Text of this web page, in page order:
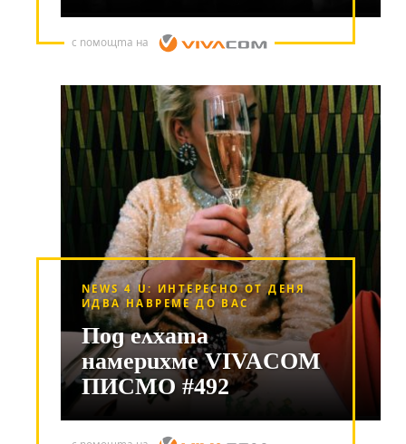
с помощта на
NEWS 4 U: ИНТЕРЕСНО ОТ ДЕНЯ
ИДВА НАВРЕМЕ ДО ВАС
Под елхата
намерихме VIVACOM
ПИСМО #492